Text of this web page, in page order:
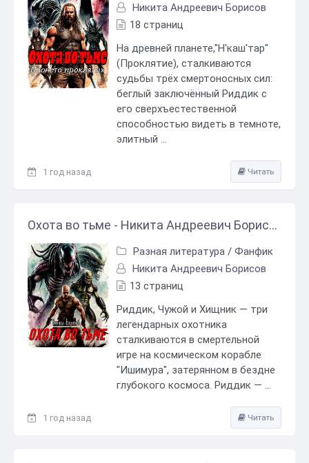
Никита Андреевич Борисов
18 страниц
На древней планете,"Н'каш'тар"
(Проклятие), сталкиваются
судьбы трёх смертоносных сил:
беглый заключённый Риддик с
его сверхъестественной
способностью видеть в темноте,
элитный ...
1 год назад Читать
Охота во тьме - Никита Андреевич Борисов
Разная литература/ Фанфик
Никита Андреевич Борисов
13 страниц
Риддик, Чужой и Хищник — три
легендарных охотника
сталкиваются в смертельной
игре на космическом корабле
"Ишимура", затерянном в бездне
глубокого космоса. Риддик — ...
1 год назад Читать